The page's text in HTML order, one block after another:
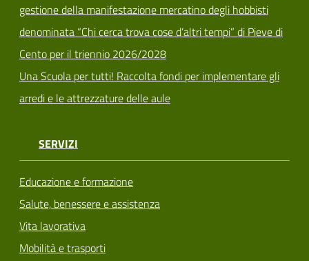
gestione della manifestazione mercatino degli hobbisti
denominata “Chi cerca trova cose d’altri tempi” di Pieve di
Cento per il triennio 2026/2028
Una Scuola per tutti! Raccolta fondi per implementare gli
arredi e le attrezzature delle aule
SERVIZI
Educazione e formazione
Salute, benessere e assistenza
Vita lavorativa
Mobilità e trasporti